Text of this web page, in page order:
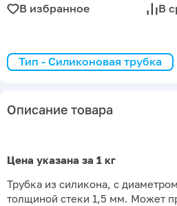
В избранное В
Тип - Силиконовая трубка
Описание товара
Цена указана за 1 кг
Трубка из силикона, с
толщиной стеки 1,5 мм. Может